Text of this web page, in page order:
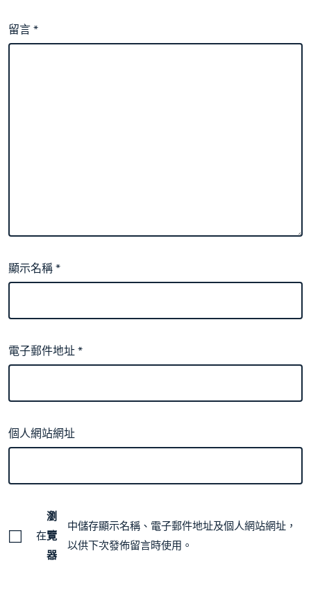
留言*
顯示名稱*
電子郵件地址*
個人網站網址
在
瀏
覽
器
中儲存顯示名稱、電子郵件地址及個人網站網址，
以供下次發佈留言時使用。